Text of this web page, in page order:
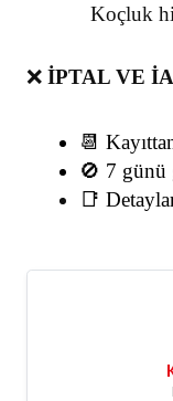
Koçluk
❌ İPTAL VE
📆
🚫 7 günü
📑